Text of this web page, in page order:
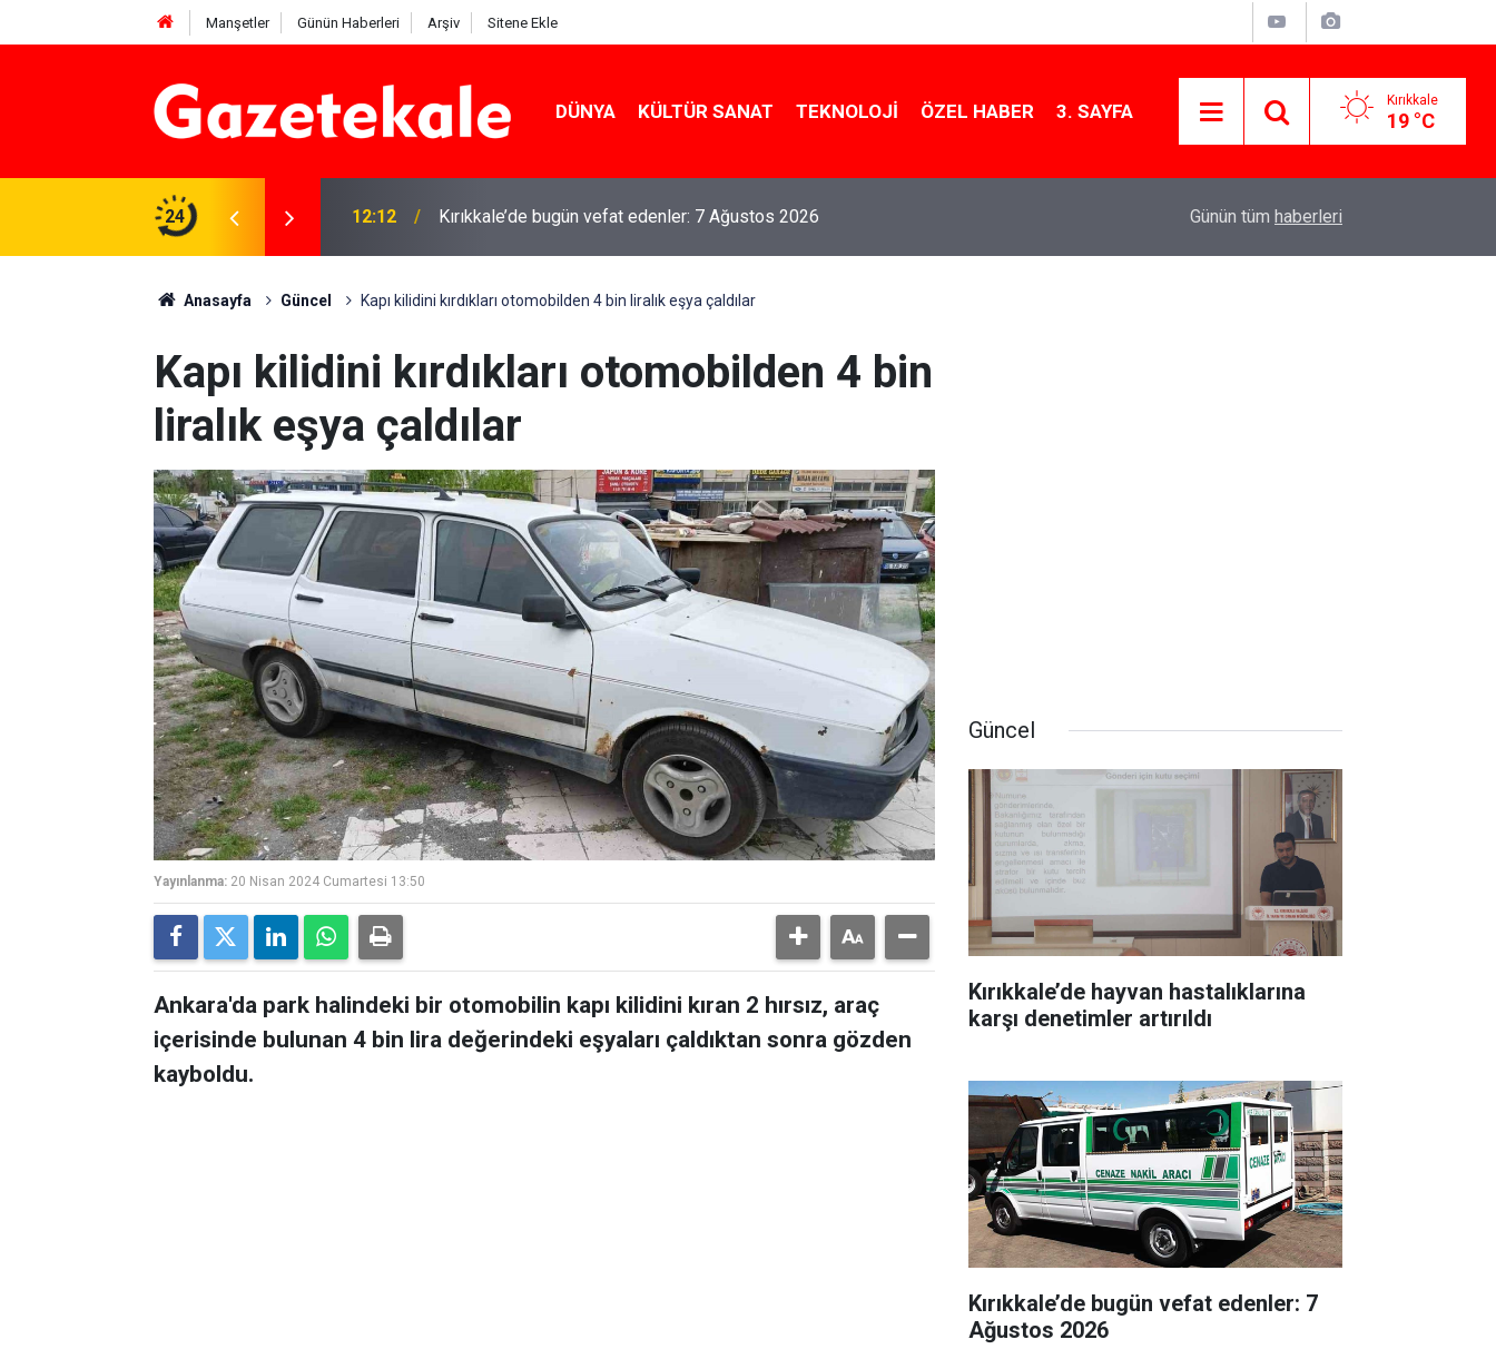
Manşetler Günün Haberleri Arşiv Sitene Ekle
DÜNYA KÜLTÜR SANAT TEKNOLOJI ÖZEL HABER 3. SAYFA Kırıkkale
19 °C
24
karşı denetimler artırıldı 12:12 Kırıkkale’de bugün vefat edenler: 7 Ağustos 2026 MKE’nin Yerli Savunma Teknolojileri Dünya
Günün tüm haberleri
Anasayfa Güncel Kapı kilidini kırdıkları otomobilden 4 bin liralık eşya çaldılar
Kapı kilidini kırdıkları otomobilden 4 bin
liralık eşya çaldılar
Yayınlanma: 20 Nisan 2024 Cumartesi 13:50
Ankara'da park halindeki bir otomobilin kapı kilidini kıran 2 hırsız, araç
içerisinde bulunan 4 bin lira değerindeki eşyaları çaldıktan sonra gözden
kayboldu.
Güncel
Kırıkkale’de hayvan hastalıklarına
karşı denetimler artırıldı
Kırıkkale’de bugün vefat edenler: 7
Ağustos 2026